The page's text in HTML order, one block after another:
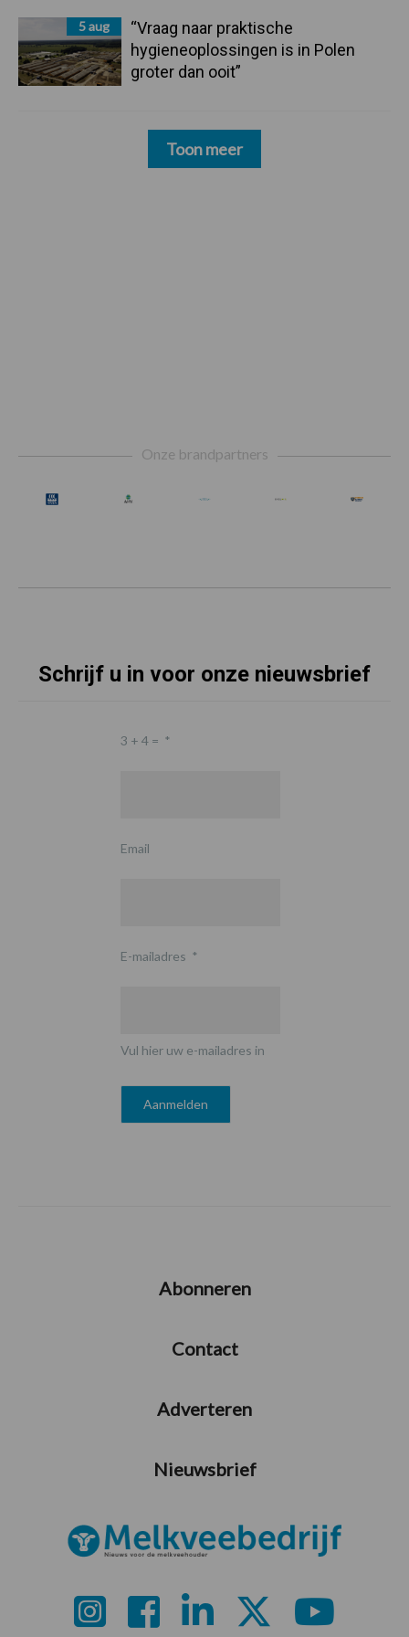
5 aug
“Vraag naar praktische
hygieneoplossingen is in Polen
groter dan ooit”
Toon meer
Onze brandpartners
Schrijf u in voor onze nieuwsbrief
3 + 4 = *
Email
E-mailadres *
Vul hier uw e-mailadres in
Abonneren
Contact
Adverteren
Nieuwsbrief